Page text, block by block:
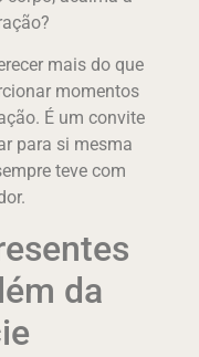
mais do que
momentos
É um convite
para si mesma
teve com
da